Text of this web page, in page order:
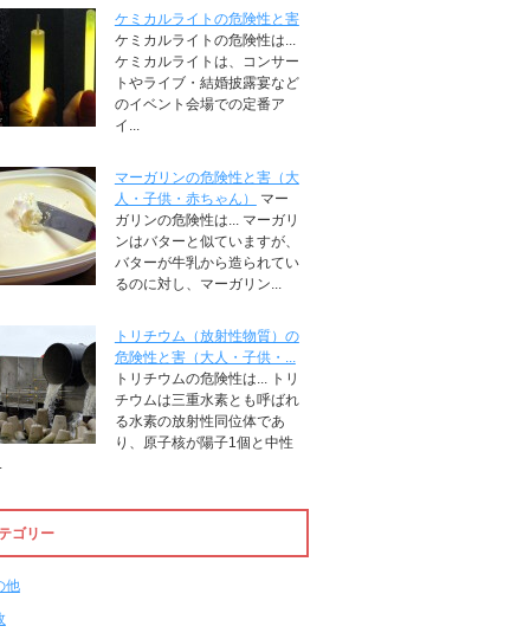
ケミカルライトの危険性と害
ケミカルライトの危険性は...
ケミカルライトは、コンサー
トやライブ・結婚披露宴など
のイベント会場での定番ア
イ...
マーガリンの危険性と害（大
人・子供・赤ちゃん）
マー
ガリンの危険性は... マーガリ
ンはバターと似ていますが、
バターが牛乳から造られてい
るのに対し、マーガリン...
トリチウム（放射性物質）の
危険性と害（大人・子供・...
トリチウムの危険性は... トリ
チウムは三重水素とも呼ばれ
る水素の放射性同位体であ
り、原子核が陽子1個と中性
ゴリー
他